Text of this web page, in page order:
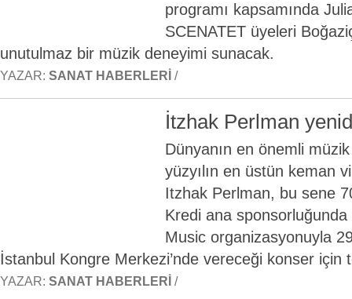
programı kapsamında
SCENATET üyeleri
unutulmaz bir müzik deneyimi sunacak.
YAZAR: SANAT HABERLERI /
İtzhak Perlman
Dünyanın en önemli
yüzyılın en üstün keman
Itzhak Perlman, bu sene
Kredi ana
Music organizasyonuyla
İstanbul Kongre Merkezi’nde vereceği konser için
YAZAR: SANAT HABERLERI /